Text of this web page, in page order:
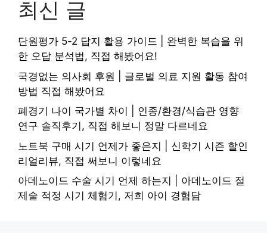
최신 글
단원평가 5-2 답지 활용 가이드 | 완벽한 복습을 위
한 오답 분석법, 직접 해봤어요!
국경없는 의사회 후원 | 글로벌 의료 지원 활동 참여
방법 직접 해봤어요
폐경기 나이 국가별 차이 | 인종/환경/식습관 영향
연구 솔직후기, 직접 해보니 정말 다르네요
노트북 구매 시기 언제가 좋은지 | 신학기 시즌 할인
리얼리뷰, 직접 써보니 이렇네요
아데노이드 수술 시기 언제 하는지 | 아데노이드 절
제술 적정 시기 체험기, 저희 아이 경험담